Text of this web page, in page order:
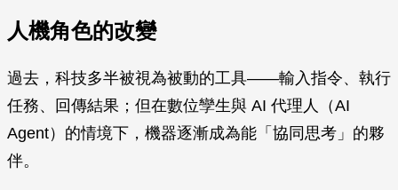
人機角色的改變
過去，科技多半被視為被動的工具——輸入指令、執行
任務、回傳結果；但在數位孿生與 AI 代理人（AI
Agent）的情境下，機器逐漸成為能「協同思考」的夥
伴。